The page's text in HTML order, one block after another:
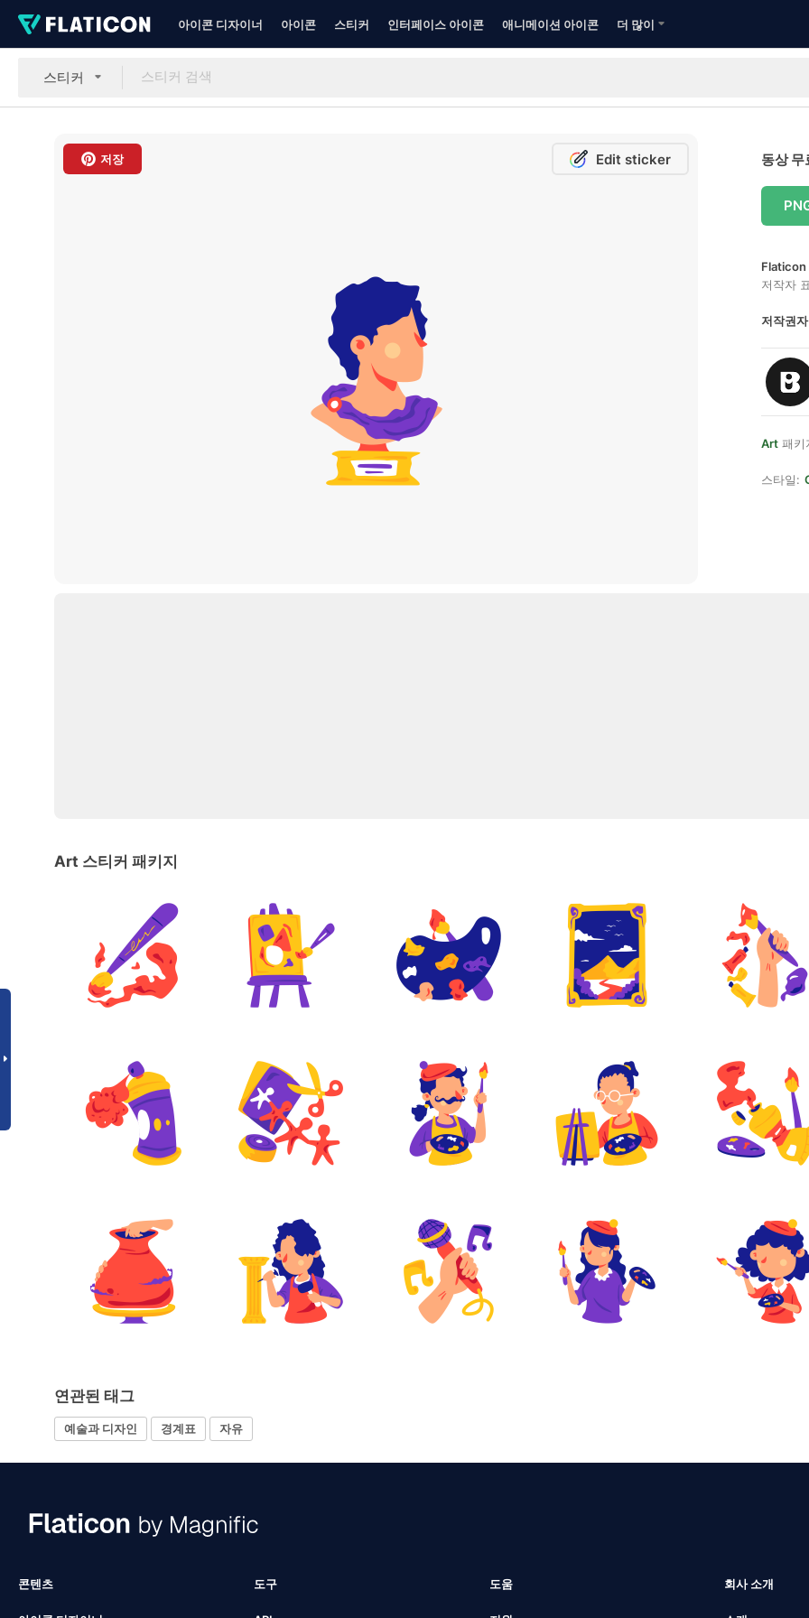
아이콘 디자이너 아이콘 스티커 인터페이스 아이콘 애니메이션 아이콘 더 많이
스티커
저장 Edit sticker 동상 무
Flaticon
저작자
저작권
Art 패키
스타일:
Art 스티커 패키지
연관된 태그
예술과 디자인 경계표 자유
콘텐츠 도구 도움 회사 소개